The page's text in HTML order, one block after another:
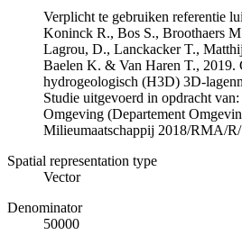
Verplicht te gebruiken referentie
Koninck R., Bos S., Broothaers
Lagrou, D., Lanckacker T.,
Baelen K. & Van Haren T., 2019.
hydrogeologisch (H3D) 3D-
Studie uitgevoerd in opdracht
Omgeving (Departement
Milieumaatschappij 2018/RMA/
Spatial representation type
Vector
Denominator
50000